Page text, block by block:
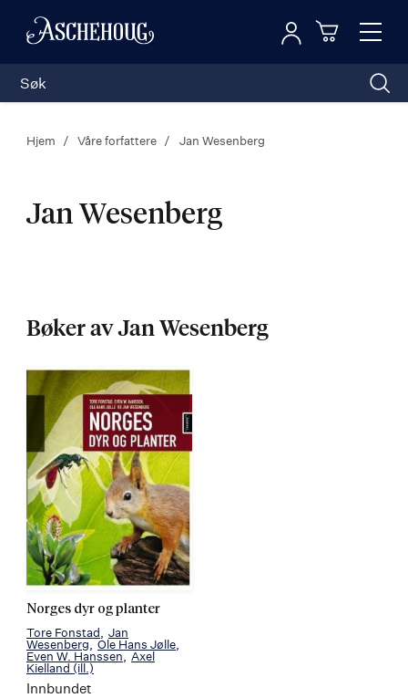
Toggle
Logg inn
Hjem Våre forfattere Jan Wesenberg
Jan Wesenberg
Bøker av Jan Wesenberg
Norges dyr og planter
Tore Fonstad
Jan
Wesenberg
Ole Hans Jølle
Even W. Hanssen
Axel
Kielland (ill.)
Innbundet